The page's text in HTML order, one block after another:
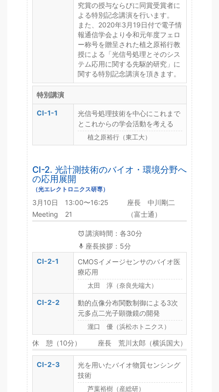
究賞の授与ならびに同賞受賞者に
よる特別記念講演を行います。
また、2020年3月19日付で電子情
報通信学会より令和元年度フェロ
ー称号を贈呈された植之原裕行教
授による「光信号処理とそのシス
テム応用に関する先駆的研究」に
関する特別記念講演を頂きます。
特別講演
CI-1-1
光信号処理技術を中心にこれまで
とこれからの学会活動を考える
植之原裕行（東工大）
CI-2. 光計測技術のバイオ・環境分野へ
の応用展開
（光エレクトロニクス研専）
3月10日 13:00〜16:25
Meeting 21
座長 中川剛二
（富士通）
講演時間：各30分
座長挨拶：5分
CI-2-1
CMOSイメージセンサのバイオ医
療応用
太田 淳（奈良先端大）
CI-2-2
動的点像分布関数制御による3次
元多点二光子顕微鏡の開発
瀧口 優（浜松ホトニクス）
休 憩（10分） 座長 荒川太郎（横浜国大）
CI-2-3
光を用いたバイオ物質センシング
技術
芦葉裕樹（産総研）